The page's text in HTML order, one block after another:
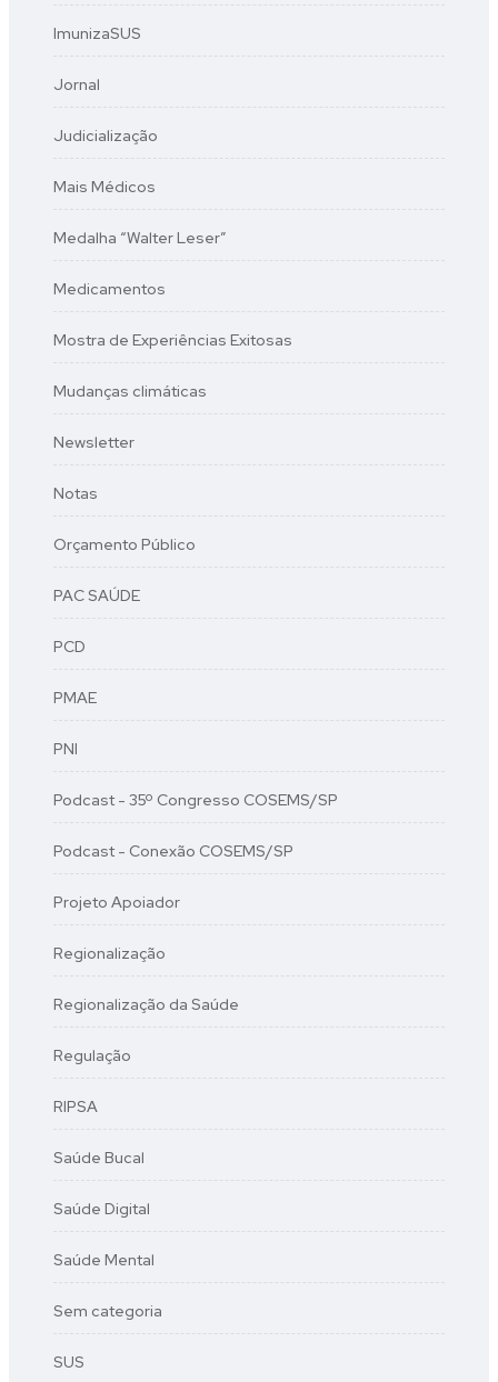
ImunizaSUS
Jornal
Judicialização
Mais Médicos
Medalha “Walter Leser”
Medicamentos
Mostra de Experiências Exitosas
Mudanças climáticas
Newsletter
Notas
Orçamento Público
PAC SAÚDE
PCD
PMAE
PNI
Podcast - 35º Congresso COSEMS/SP
Podcast - Conexão COSEMS/SP
Projeto Apoiador
Regionalização
Regionalização da Saúde
Regulação
RIPSA
Saúde Bucal
Saúde Digital
Saúde Mental
Sem categoria
SUS